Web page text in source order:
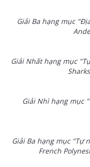
Giải Ba hạng mục
Giải Nhất hạng mục
Giải Nhì hạng mục
Giải Ba hạng mục "Tự
French